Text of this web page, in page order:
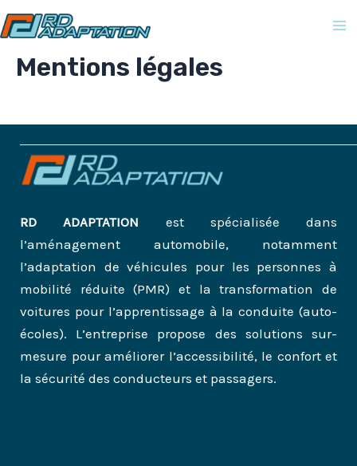
Aller
au
contenu
Mentions légales
RD ADAPTATION est spécialisée dans
l’aménagement automobile, notamment
l’adaptation de véhicules pour les personnes à
mobilité réduite (PMR) et la transformation de
voitures pour l’apprentissage à la conduite (auto-
écoles). L’entreprise propose des solutions sur-
mesure pour améliorer l’accessibilité, le confort et
la sécurité des conducteurs et passagers.